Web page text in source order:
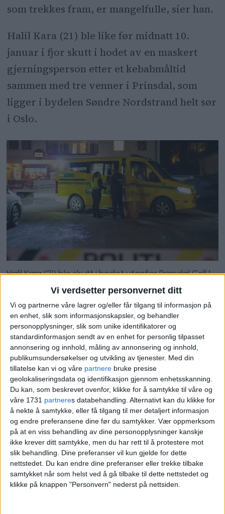
Vi verdsetter personvernet ditt
Vi og partnerne våre lagrer og/eller får tilgang til informasjon på
en enhet, slik som informasjonskapsler, og behandler
personopplysninger, slik som unike identifikatorer og
standardinformasjon sendt av en enhet for personlig tilpasset
annonsering og innhold, måling av annonsering og innhold,
publikumsundersøkelser og utvikling av tjenester. Med din
tillatelse kan vi og våre partnere bruke presise
geolokaliseringsdata og identifikasjon gjennom enhetsskanning.
Du kan, som beskrevet ovenfor, klikke for å samtykke til våre og
våre 1731 partneres databehandling. Alternativt kan du klikke for
å nekte å samtykke, eller få tilgang til mer detaljert informasjon
og endre preferansene dine før du samtykker. Vær oppmerksom
på at en viss behandling av dine personopplysninger kanskje
ikke krever ditt samtykke, men du har rett til å protestere mot
slik behandling. Dine preferanser vil kun gjelde for dette
nettstedet. Du kan endre dine preferanser eller trekke tilbake
samtykket når som helst ved å gå tilbake til dette nettstedet og
klikke på knappen "Personvern" nederst på nettsiden.
som trekkes fram, er mangelfulle, sier han.
Halil Kara (21) ble like før midnatt 10.
januar i fjor skutt i hodet av en maskert
gjerningsperson etter et kebabmåltid
sammen med tre venner i Prinsdal, som
ligger i bydelen Søndre Nordstrand helt sør
i Oslo.
Halil Kara (21) ble skutt i hodet utenfor Prinsdal Grill 1.
januar i fjor. Kort tid etter ble han erklært død.
Terje Pedersen / NTB
Tre dømt for drapet
Tre unge menn er nå dømt for drapet og
medvirkning til det, mens én er dømt for
etterfølgende bistand ved å kjøre
hovedmannen over grensen og videre til
Göteborg:
* Skytteren (21): 13 års fengsel for drap og
grov kroppsskade.